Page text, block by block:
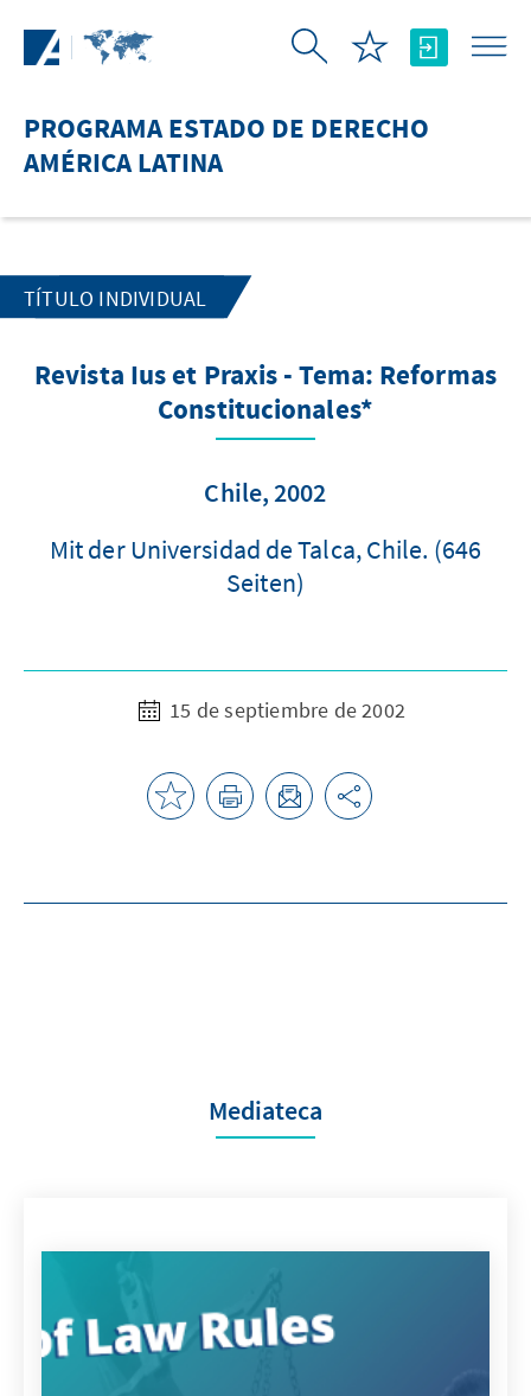
PROGRAMA ESTADO DE DERECHO
AMÉRICA LATINA
TÍTULO INDIVIDUAL
Revista Ius et Praxis - Tema: Reformas
Constitucionales*
Chile, 2002
Mit der Universidad de Talca, Chile. (646
Seiten)
15 de septiembre de 2002
Mediateca